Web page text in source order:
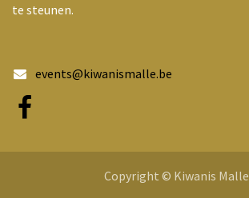
te steunen.
events@kiwanismalle.be
Copyright © Kiwanis Malle